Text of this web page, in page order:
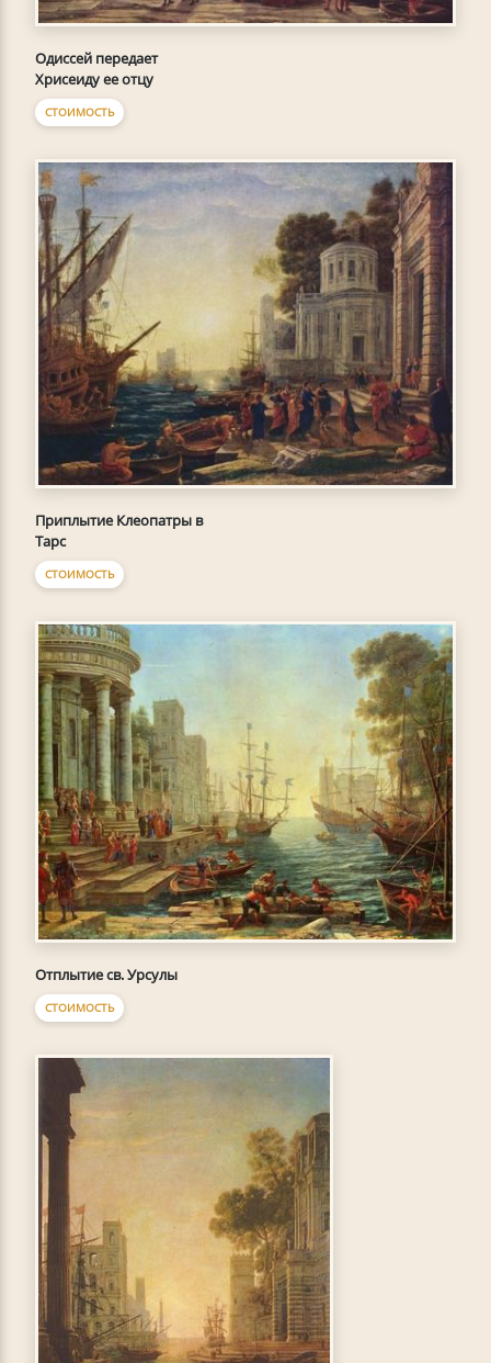
Одиссей передает
Хрисеиду ее отцу
СТОИМОСТЬ
Приплытие Клеопатры в
Тарс
СТОИМОСТЬ
Отплытие св. Урсулы
СТОИМОСТЬ